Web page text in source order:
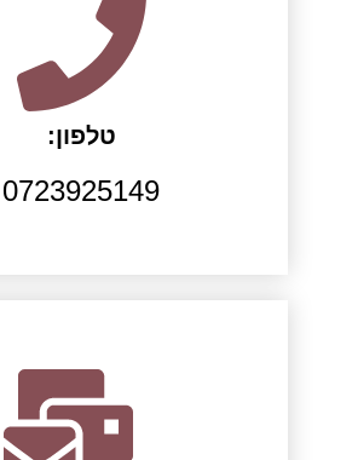
טלפון:
0723925149